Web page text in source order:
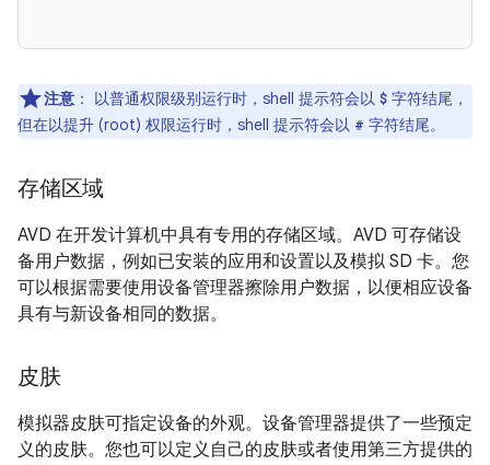
注意 ： 以普通权限级别运行时，shell 提示符会以 $ 字符结尾，
但在以提升 (root) 权限运行时，shell 提示符会以 # 字符结尾。
存储区域
AVD 在开发计算机中具有专用的存储区域。AVD 可存储设
备用户数据，例如已安装的应用和设置以及模拟 SD 卡。您
可以根据需要使用设备管理器擦除用户数据，以便相应设备
具有与新设备相同的数据。
皮肤
模拟器皮肤可指定设备的外观。设备管理器提供了一些预定
义的皮肤。您也可以定义自己的皮肤或者使用第三方提供的